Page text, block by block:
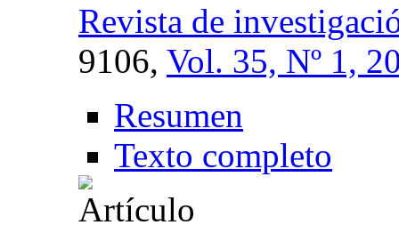
Revista de
9106, Vol. 35, Nº 1,
Resumen
Texto completo